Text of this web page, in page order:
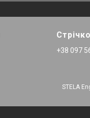
+38 097